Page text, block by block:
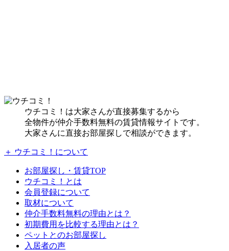
ウチコミ！は大家さんが直接募集するから
全物件が仲介手数料無料の賃貸情報サイトです。
大家さんに直接お部屋探しで相談ができます。
＋ ウチコミ！について
お部屋探し・賃貸TOP
ウチコミ！とは
会員登録について
取材について
仲介手数料無料の理由とは？
初期費用を比較する理由とは？
ペットとのお部屋探し
入居者の声